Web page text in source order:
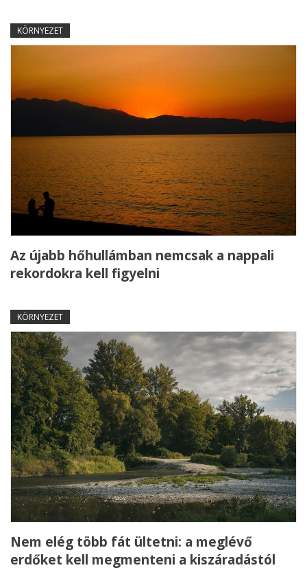
KÖRNYEZET
Az újabb hőhullámban nemcsak a nappali
rekordokra kell figyelni
KÖRNYEZET
Nem elég több fát ültetni: a meglévő
erdőket kell megmenteni a kiszáradástól